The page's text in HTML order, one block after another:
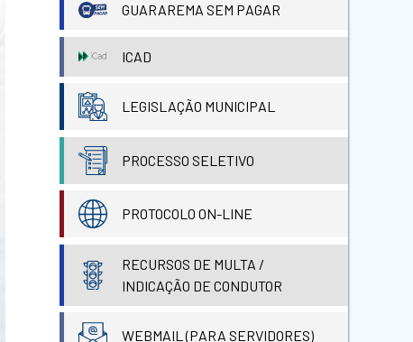
GUARAREMA SEM PAGAR
ICAD
LEGISLAÇÃO MUNICIPAL
PROCESSO SELETIVO
PROTOCOLO ON-LINE
RECURSOS DE MULTA /
INDICAÇÃO DE CONDUTOR
WEBMAIL (PARA SERVIDORES)